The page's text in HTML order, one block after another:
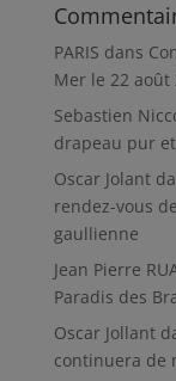
PARIS dans
Mer le 22 août
Sebastien
drapeau pur
Oscar Jolant
rendez-vous
gaullienne
Jean Pierre
Paradis des
Oscar Jollant
continuera de